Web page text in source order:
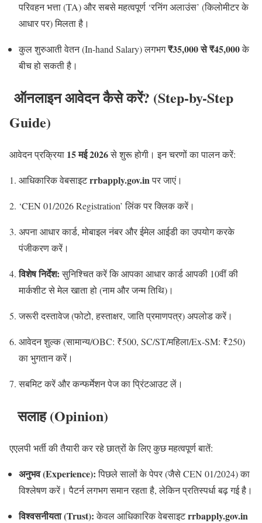
परिवहन भत्ता (TA) और सबसे महत्वपूर्ण ‘रनिंग अलाउंस’ (किलोमीटर के
आधार पर) मिलता है।
कुल शुरुआती वेतन (In-hand Salary) लगभग₹35,000 से ₹45,000के
बीच हो सकती है।
ऑनलाइन आवेदन कैसे करें? (Step-by-Step
Guide)
आवेदन प्रक्रिया 15 मई 2026से शुरू होगी। इन चरणों का पालन करें:
आधिकारिक वेबसाइटrrbapply.gov.inपर जाएं।
‘CEN 01/2026 Registration’ लिंक पर क्लिक करें।
अपना आधार कार्ड, मोबाइल नंबर और ईमेल आईडी का उपयोग करके
पंजीकरण करें।
विशेष निर्देश:सुनिश्चित करें कि आपका आधार कार्ड आपकी 10वीं की
मार्कशीट से मेल खाता हो (नाम और जन्म तिथि)।
जरूरी दस्तावेज (फोटो, हस्ताक्षर, जाति प्रमाणपत्र) अपलोड करें।
आवेदन शुल्क (सामान्य/OBC: ₹500, SC/ST/महिला/Ex-SM: ₹250)
का भुगतान करें।
सबमिट करें और कन्फर्मेशन पेज का प्रिंटआउट लें।
सलाह (Opinion)
एएलपी भर्ती की तैयारी कर रहे छात्रों के लिए कुछ महत्वपूर्ण बातें:
अनुभव (Experience):पिछले सालों के पेपर (जैसे CEN 01/2024) का
विश्लेषण करें। पैटर्न लगभग समान रहता है, लेकिन प्रतिस्पर्धा बढ़ गई है।
विश्वसनीयता (Trust):केवल आधिकारिक वेबसाइटrrbapply.gov.in